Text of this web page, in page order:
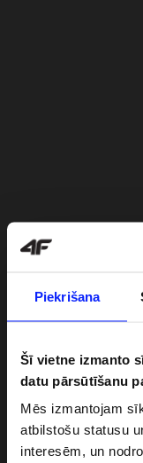
Piekrišana
Šī vietne izmanto
datu pārsūtīšanu
Mēs izmantojam
atbilstošu statusu
interesēm, un